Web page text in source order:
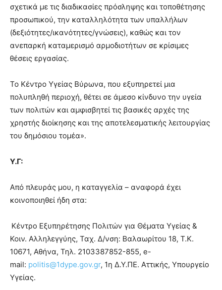
σχετικά με τις διαδικασίες πρόσληψης και τοποθέτησης
προσωπικού, την καταλληλότητα των υπαλλήλων
(δεξιότητες/ικανότητες/γνώσεις), καθώς και τον
ανεπαρκή καταμερισμό αρμοδιοτήτων σε κρίσιμες
θέσεις εργασίας.
Το Κέντρο Υγείας Βύρωνα, που εξυπηρετεί μια
πολυπληθή περιοχή, θέτει σε άμεσο κίνδυνο την υγεία
των πολιτών και αμφισβητεί τις βασικές αρχές της
χρηστής διοίκησης και της αποτελεσματικής λειτουργίας
του δημόσιου τομέα».
Υ.Γ:
Από πλευράς μου, η καταγγελία – αναφορά έχει
κοινοποιηθεί ήδη στα:
Κέντρο Εξυπηρέτησης Πολιτών για Θέματα Υγείας &
Κοιν. Αλληλεγγύης, Ταχ. Δ/νση: Βαλαωρίτου 18, Τ.Κ.
10671, Αθήνα, Τηλ. 2103387852-855, e-
mail: politis@1dype.gov.gr, 1η Δ.Υ.ΠΕ. Αττικής, Υπουργείο
Υγείας.